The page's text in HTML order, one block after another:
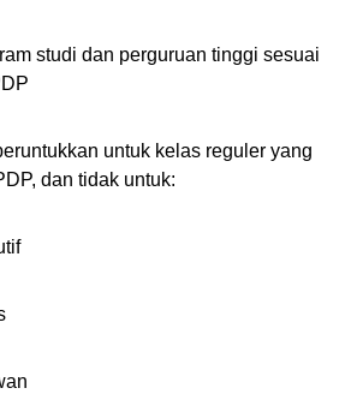
studi dan perguruan tinggi sesuai
untuk kelas reguler yang
dan tidak untuk: